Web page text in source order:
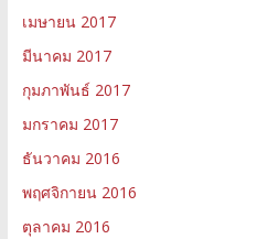
เมษายน 2017
มีนาคม 2017
กุมภาพันธ์ 2017
มกราคม 2017
ธันวาคม 2016
พฤศจิกายน 2016
ตุลาคม 2016